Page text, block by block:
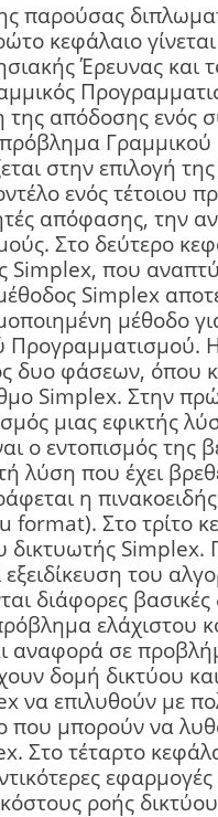
παρούσας
κεφάλαιο γίνεται
Έρευνας και
της απόδοσης ενός
Γραμμικού
στην επιλογή της
ενός τέτοιου
απόφασης, την
Στο δεύτερο
Simplex, που
Simplex
μέθοδο
δυο φάσεων, όπου
Simplex. Στην
μιας εφικτής
ο εντοπισμός της
λύση που έχει
η
Στο τρίτο
Simplex.
του
διάφορες
ελάχιστου
αναφορά σε
δομή δικτύου
να επιλυθούν με
που μπορούν να
Στο τέταρτο
ροής